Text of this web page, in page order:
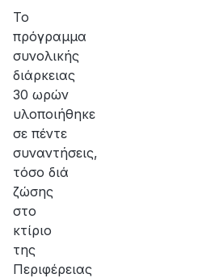
Το
πρόγραμμα
συνολικής
διάρκειας
30 ωρών
υλοποιήθηκε
σε πέντε
συναντήσεις,
τόσο διά
ζώσης
στο
κτίριο
της
Περιφέρειας